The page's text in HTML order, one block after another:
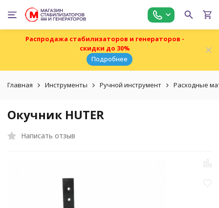
Распродажа стабилизаторов и генераторов -
скидки до 30%
Подробнее
Главная Инструменты Ручной инструмент Расходные
Окучник HUTER
Написать отзыв